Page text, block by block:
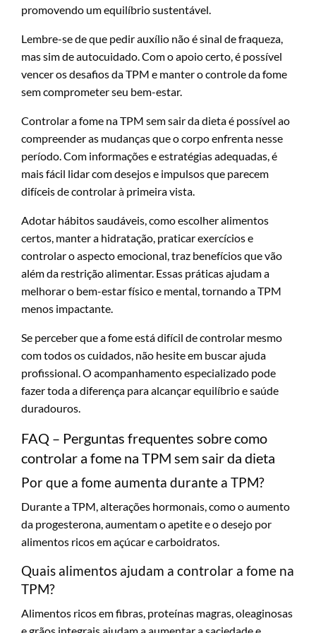
promovendo um equilíbrio sustentável.
Lembre-se de que pedir auxílio não é sinal de fraqueza,
mas sim de autocuidado. Com o apoio certo, é possível
vencer os desafios da TPM e manter o controle da fome
sem comprometer seu bem-estar.
Controlar a fome na TPM sem sair da dieta é possível ao
compreender as mudanças que o corpo enfrenta nesse
período. Com informações e estratégias adequadas, é
mais fácil lidar com desejos e impulsos que parecem
difíceis de controlar à primeira vista.
Adotar hábitos saudáveis, como escolher alimentos
certos, manter a hidratação, praticar exercícios e
controlar o aspecto emocional, traz benefícios que vão
além da restrição alimentar. Essas práticas ajudam a
melhorar o bem-estar físico e mental, tornando a TPM
menos impactante.
Se perceber que a fome está difícil de controlar mesmo
com todos os cuidados, não hesite em buscar ajuda
profissional. O acompanhamento especializado pode
fazer toda a diferença para alcançar equilíbrio e saúde
duradouros.
FAQ – Perguntas frequentes sobre como
controlar a fome na TPM sem sair da dieta
Por que a fome aumenta durante a TPM?
Durante a TPM, alterações hormonais, como o aumento
da progesterona, aumentam o apetite e o desejo por
alimentos ricos em açúcar e carboidratos.
Quais alimentos ajudam a controlar a fome na
TPM?
Alimentos ricos em fibras, proteínas magras, oleaginosas